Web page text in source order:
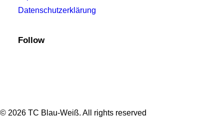
Datenschutzerklärung
Follow
© 2026 TC Blau-Weiß. All rights reserved